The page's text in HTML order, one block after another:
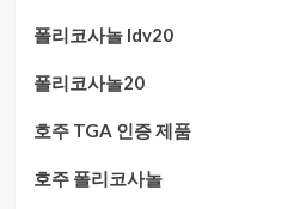
폴리코사놀 ldv20
폴리코사놀20
호주 TGA 인증 제품
호주 폴리코사놀